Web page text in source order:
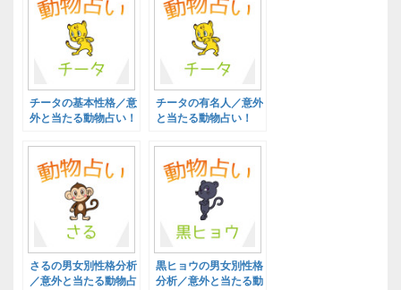
チータの基本性格／意
外と当たる動物占い！
チータの有名人／意外
と当たる動物占い！
さるの男女別性格分析
／意外と当たる動物占
黒ヒョウの男女別性格
分析／意外と当たる動